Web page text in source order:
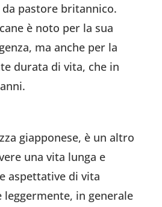
da pastore britannico.
è noto per la sua
ma anche per la
durata di vita, che in
giapponese, è un altro
una vita lunga e
aspettative di vita
leggermente, in generale